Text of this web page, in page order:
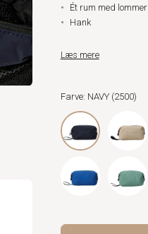
Ét rum med lommer
Hank
Læs mere
Farve: NAVY (2500)